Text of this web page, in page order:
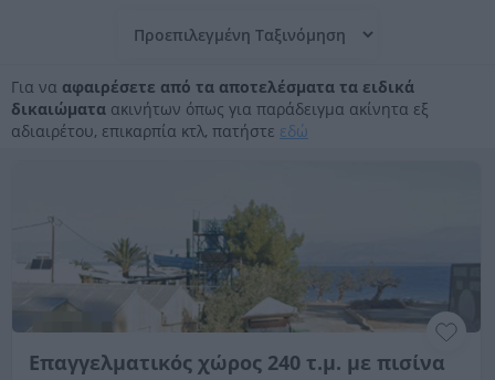
Για να αφαιρέσετε από τα αποτελέσματα τα ειδικά
δικαιώματα ακινήτων όπως για παράδειγμα ακίνητα εξ
αδιαιρέτου, επικαρπία κτλ, πατήστε εδώ
Επαγγελματικός χώρος 240 τ.μ. με πισίνα